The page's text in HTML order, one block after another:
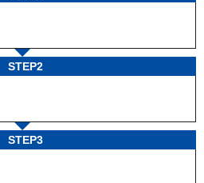
STEP2
STEP3